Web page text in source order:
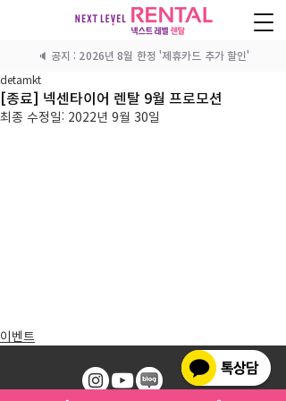
🔈 공지 : 2026년 8월 한정 '제휴카드 추가 할인'
[종료] 넥센타이어 렌탈 9월 프로모션
detamkt
최종 수정일: 2022년 9월 30일
이벤트